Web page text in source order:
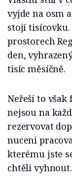
vyjde na osm
stojí
prostorech
den,
tisíc měsíčně.
Neřeší to
nejsou na
rezervovat
nuceni
kterému jste
chtěli vyhnout.